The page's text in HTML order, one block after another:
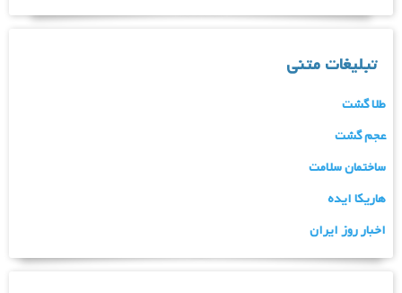
تبلیغات متنی
طلا گشت
عجم گشت
ساختمان سلامت
هاریکا ایده
اخبار روز ایران